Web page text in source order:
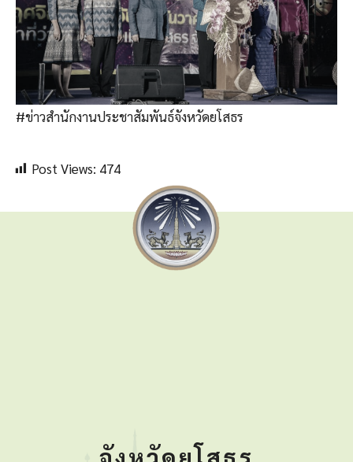
#ข่าวสำนักงานประชาสัมพันธ์จังหวัดยโสธร
Post Views: 474